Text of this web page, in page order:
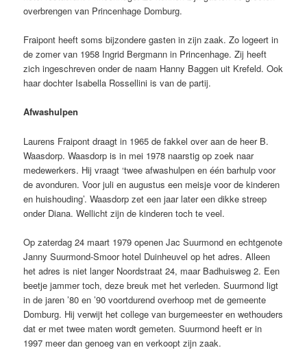
overbrengen van Princenhage Domburg.
Fraipont heeft soms bijzondere gasten in zijn zaak. Zo logeert in
de zomer van 1958 Ingrid Bergmann in Princenhage. Zij heeft
zich ingeschreven onder de naam Hanny Baggen uit Krefeld. Ook
haar dochter Isabella Rossellini is van de partij.
Afwashulpen
Laurens Fraipont draagt in 1965 de fakkel over aan de heer B.
Waasdorp. Waasdorp is in mei 1978 naarstig op zoek naar
medewerkers. Hij vraagt ‘twee afwashulpen en één barhulp voor
de avonduren. Voor juli en augustus een meisje voor de kinderen
en huishouding’. Waasdorp zet een jaar later een dikke streep
onder Diana. Wellicht zijn de kinderen toch te veel.
Op zaterdag 24 maart 1979 openen Jac Suurmond en echtgenote
Janny Suurmond-Smoor hotel Duinheuvel op het adres. Alleen
het adres is niet langer Noordstraat 24, maar Badhuisweg 2. Een
beetje jammer toch, deze breuk met het verleden. Suurmond ligt
in de jaren ’80 en ’90 voortdurend overhoop met de gemeente
Domburg. Hij verwijt het college van burgemeester en wethouders
dat er met twee maten wordt gemeten. Suurmond heeft er in
1997 meer dan genoeg van en verkoopt zijn zaak.